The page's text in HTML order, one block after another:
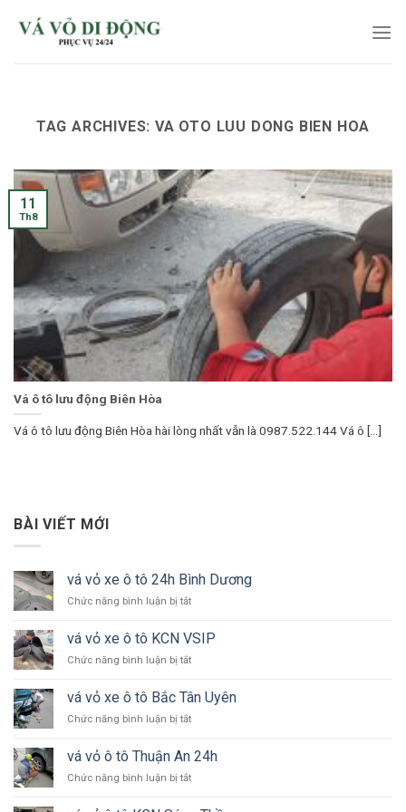
TAG ARCHIVES: VA OTO LUU DONG BIEN HOA
Vá ô tô lưu động Biên Hòa
Vá ô tô lưu động Biên Hòa hài lòng nhất vẫn là 0987.522.144 Vá ô [...]
11
Th8
BÀI VIẾT MỚI
vá vỏ xe ô tô 24h Bình Dương
Chức năng bình luận bị tắtở
vỏ
xe
ô
24h
Dương
vá vỏ xe ô tô KCN VSIP
Chức năng bình luận bị tắtở
vỏ
xe
ô
KCN
vá vỏ xe ô tô Bắc Tân Uyên
Chức năng bình luận bị tắtở
vỏ
xe
ô
vá vỏ ô tô Thuận An 24h
Chức năng bình luận bị tắtở